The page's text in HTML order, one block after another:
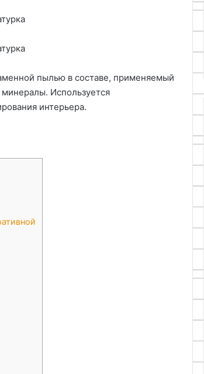
пылью в составе, применяемый
Используется
интерьера.
Как сделать простую печку из